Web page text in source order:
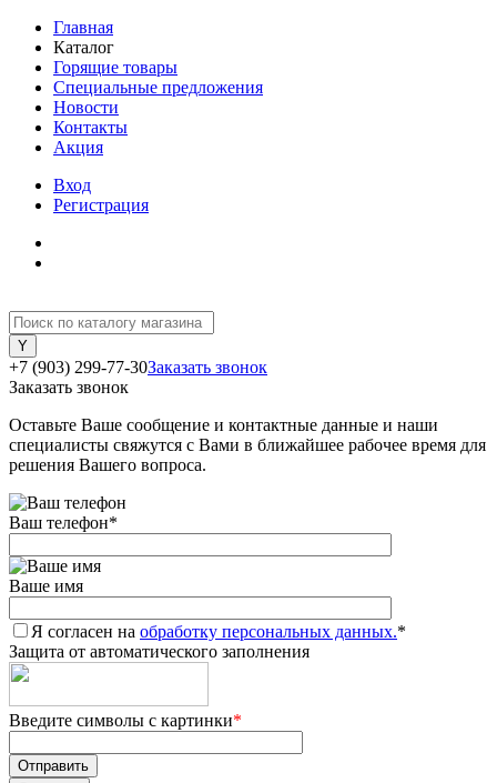
Главная
Каталог
Горящие товары
Специальные предложения
Новости
Контакты
Акция
Вход
Регистрация
+7 (903) 299-77-30Заказать звонок
Заказать звонок
Оставьте Ваше сообщение и контактные данные и наши
специалисты свяжутся с Вами в ближайшее рабочее время для
решения Вашего вопроса.
Ваш телефон*
Ваше имя
Я согласен на обработку персональных данных.*
Защита от автоматического заполнения
Введите символы с картинки*